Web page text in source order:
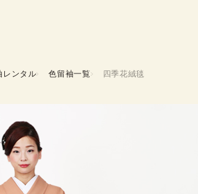
レンタル 色留袖一覧 四季花絨毯